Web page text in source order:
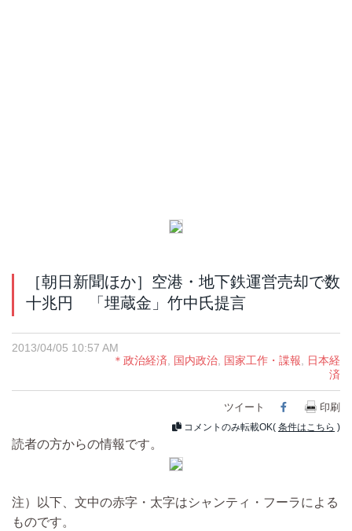
［朝日新聞ほか］空港・地下鉄運営売却で数
十兆円 「埋蔵金」竹中氏提言
2013/04/05 10:57 AM
＊政治経済
国内政治 国家工作・諜報
日本経
済
ツイート Facebook
印刷
コメントのみ転載OK( 条件はこちら )
読者の方からの情報です。
注）以下、文中の赤字・太字はシャンティ・フーラによる
ものです。